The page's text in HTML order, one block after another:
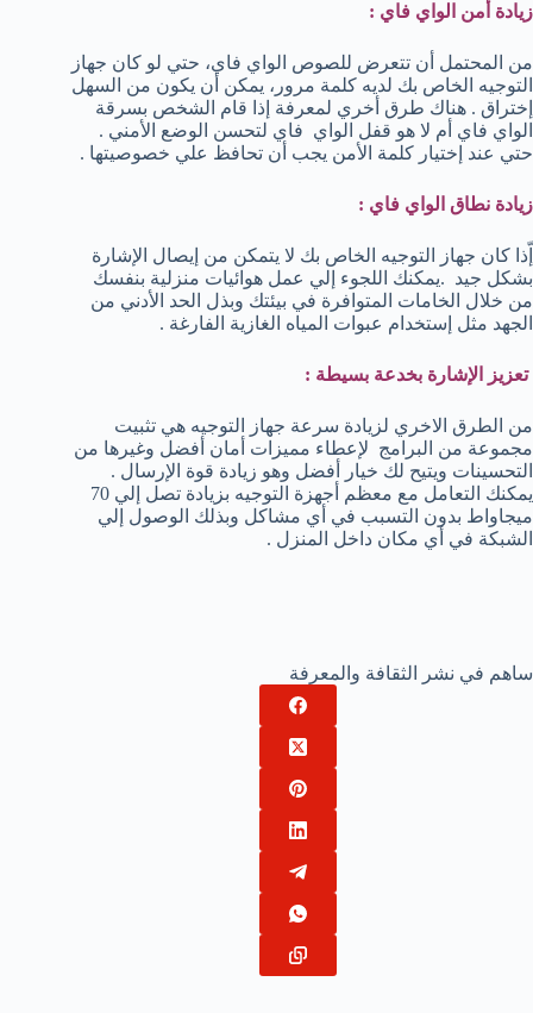
زيادة أمن الواي فاي :
من المحتمل أن تتعرض للصوص الواي فاي، حتي لو كان جهاز
التوجيه الخاص بك لديه كلمة مرور، يمكن أن يكون من السهل
إختراق . هناك طرق أخري لمعرفة إذا قام الشخص بسرقة
الواي فاي أم لا هو قفل الواي فاي لتحسن الوضع الأمني .
حتي عند إختيار كلمة الأمن يجب أن تحافظ علي خصوصيتها .
زيادة نطاق الواي فاي :
إّذا كان جهاز التوجيه الخاص بك لا يتمكن من إيصال الإشارة
بشكل جيد .يمكنك اللجوء إلي عمل هوائيات منزلية بنفسك
من خلال الخامات المتوافرة في بيئتك وبذل الحد الأدني من
الجهد مثل إستخدام عبوات المياه الغازية الفارغة .
تعزيز الإشارة بخدعة بسيطة :
من الطرق الاخري لزيادة سرعة جهاز التوجيه هي تثبيت
مجموعة من البرامج لإعطاء مميزات أمان أفضل وغيرها من
التحسينات ويتيح لك خيار أفضل وهو زيادة قوة الإرسال .
يمكنك التعامل مع معظم أجهزة التوجيه بزيادة تصل إلي 70
ميجاواط بدون التسبب في أي مشاكل وبذلك الوصول إلي
الشبكة في أي مكان داخل المنزل .
ساهم في نشر الثقافة والمعرفة